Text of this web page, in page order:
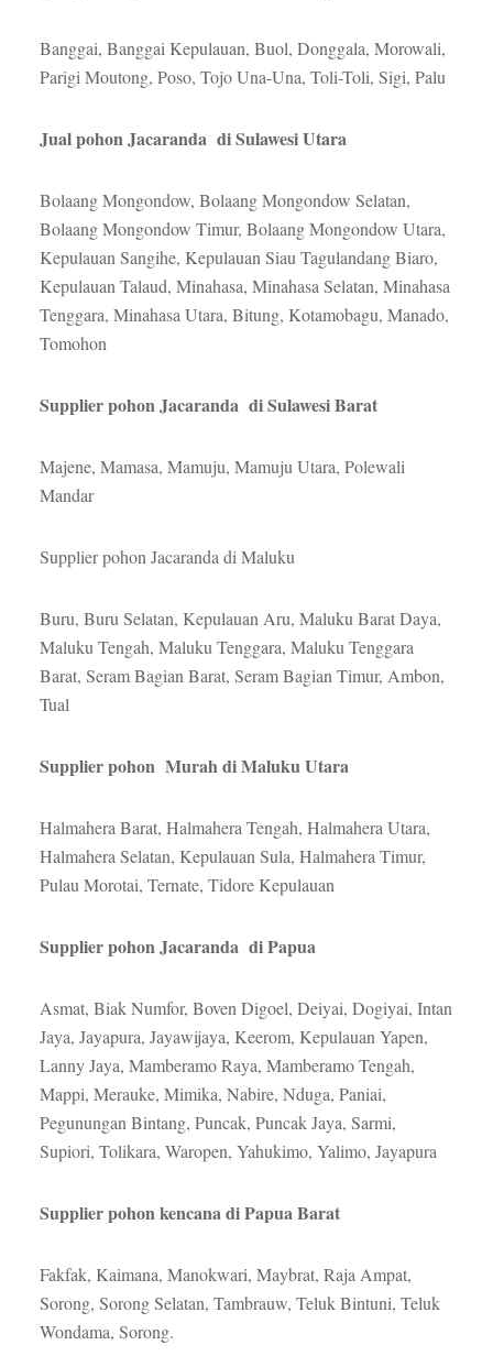
Banggai, Banggai Kepulauan, Buol, Donggala, Morowali,
Parigi Moutong, Poso, Tojo Una-Una, Toli-Toli, Sigi, Palu
Jual pohon Jacaranda di Sulawesi Utara
Bolaang Mongondow, Bolaang Mongondow Selatan,
Bolaang Mongondow Timur, Bolaang Mongondow Utara,
Kepulauan Sangihe, Kepulauan Siau Tagulandang Biaro,
Kepulauan Talaud, Minahasa, Minahasa Selatan, Minahasa
Tenggara, Minahasa Utara, Bitung, Kotamobagu, Manado,
Tomohon
Supplier pohon Jacaranda di Sulawesi Barat
Majene, Mamasa, Mamuju, Mamuju Utara, Polewali
Mandar
Supplier pohon Jacaranda di Maluku
Buru, Buru Selatan, Kepulauan Aru, Maluku Barat Daya,
Maluku Tengah, Maluku Tenggara, Maluku Tenggara
Barat, Seram Bagian Barat, Seram Bagian Timur, Ambon,
Tual
Supplier pohon Murah di Maluku Utara
Halmahera Barat, Halmahera Tengah, Halmahera Utara,
Halmahera Selatan, Kepulauan Sula, Halmahera Timur,
Pulau Morotai, Ternate, Tidore Kepulauan
Supplier pohon Jacaranda di Papua
Asmat, Biak Numfor, Boven Digoel, Deiyai, Dogiyai, Intan
Jaya, Jayapura, Jayawijaya, Keerom, Kepulauan Yapen,
Lanny Jaya, Mamberamo Raya, Mamberamo Tengah,
Mappi, Merauke, Mimika, Nabire, Nduga, Paniai,
Pegunungan Bintang, Puncak, Puncak Jaya, Sarmi,
Supiori, Tolikara, Waropen, Yahukimo, Yalimo, Jayapura
Supplier pohon kencana di Papua Barat
Fakfak, Kaimana, Manokwari, Maybrat, Raja Ampat,
Sorong, Sorong Selatan, Tambrauw, Teluk Bintuni, Teluk
Wondama, Sorong.